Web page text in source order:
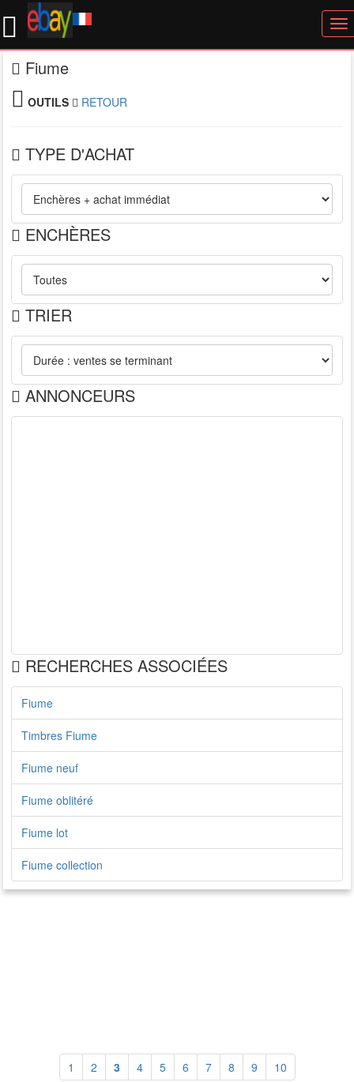
Fiume
OUTILS RETOUR
TYPE D'ACHAT
ENCHÈRES
TRIER
ANNONCEURS
RECHERCHES ASSOCIÉES
Fiume
Timbres Fiume
Fiume neuf
Fiume oblitéré
Fiume lot
Fiume collection
1 2 3 4 5 6 7 8 9 10